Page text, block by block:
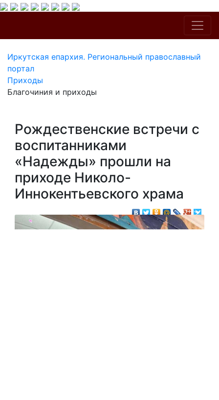
Иркутская епархия. Региональный православный
портал
Приходы
Благочиния и приходы
Рождественские встречи с
воспитанниками
«Надежды» прошли на
приходе Николо-
Иннокентьевского храма